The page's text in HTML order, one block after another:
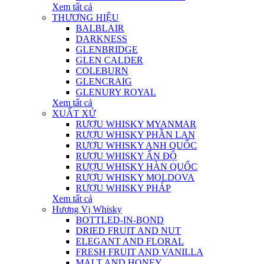
Xem tất cả
THƯƠNG HIỆU
BALBLAIR
DARKNESS
GLENBRIDGE
GLEN CALDER
COLEBURN
GLENCRAIG
GLENURY ROYAL
Xem tất cả
XUẤT XỨ
RƯỢU WHISKY MYANMAR
RƯỢU WHISKY PHẦN LAN
RƯỢU WHISKY ANH QUỐC
RƯỢU WHISKY ẤN ĐỘ
RƯỢU WHISKY HÀN QUỐC
RƯỢU WHISKY MOLDOVA
RƯỢU WHISKY PHÁP
Xem tất cả
Hương Vị Whisky
BOTTLED-IN-BOND
DRIED FRUIT AND NUT
ELEGANT AND FLORAL
FRESH FRUIT AND VANILLA